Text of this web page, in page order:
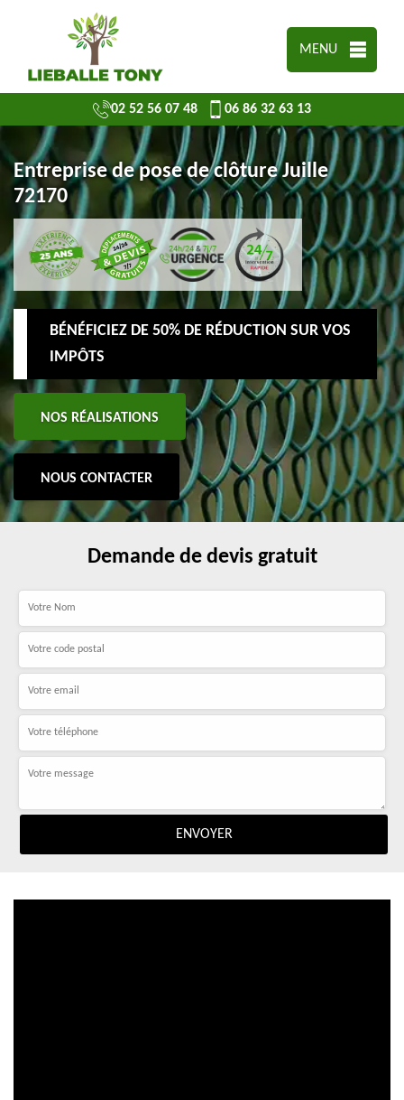
MENU
02 52 56 07 48 06 86 32 63 13
Entreprise de pose de clôture Juille
72170
BÉNÉFICIEZ DE 50% DE RÉDUCTION SUR VOS
IMPÔTS
NOS RÉALISATIONS
NOUS CONTACTER
Demande de devis gratuit